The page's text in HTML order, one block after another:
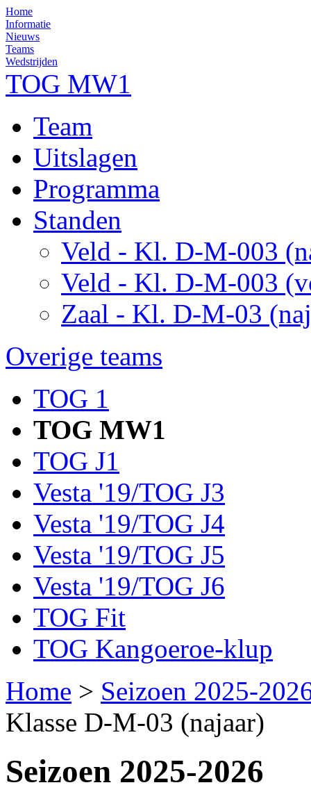
Home
Informatie
Nieuws
Teams
Wedstrijden
TOG MW1
Team
Uitslagen
Programma
Standen
Veld - Kl. D-M-003
Veld - Kl. D-M-003
Zaal - Kl. D-M-03
Overige teams
TOG 1
TOG MW1
TOG J1
Vesta '19/TOG J3
Vesta '19/TOG J4
Vesta '19/TOG J5
Vesta '19/TOG J6
TOG Fit
TOG Kangoeroe-klup
Home > Seizoen 2025-
Klasse D-M-03 (najaar)
Seizoen 2025-2026